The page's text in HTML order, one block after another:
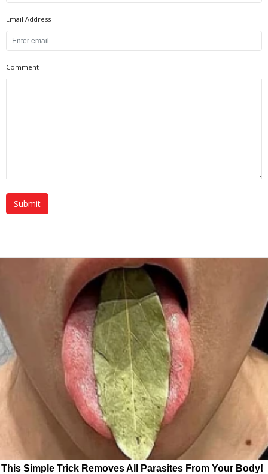
Email Address
Comment
This Simple Trick Removes All Parasites From Your Body!